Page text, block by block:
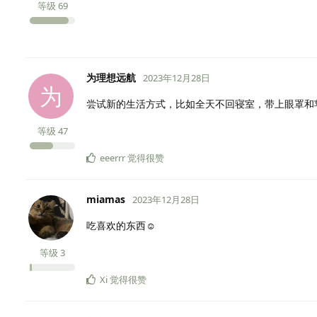
等级 69
为
为理想远航
等级 47
2023年12月28日
尝试新的生活方式，比如全天不回寝室，带上眼罩
eeerrr觉得很赞
miamas
等级 3
2023年12月28日
吃喜欢的东西☺
Xi觉得很赞